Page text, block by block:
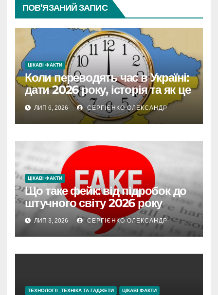
ПОВ’ЯЗАНИЙ ЗАПИС
ЦІКАВІ ФАКТИ
Коли переводять час в Україні:
дати 2026 року, історія та як це
впливає на життя
ЛИП 6, 2026 СЕРГІЄНКО ОЛЕКСАНДР
ЦІКАВІ ФАКТИ
Що таке фейк: від підробок до
штучного світу 2026 року
ЛИП 3, 2026 СЕРГІЄНКО ОЛЕКСАНДР
ТЕХНОЛОГІЇ ,ТЕХНІКА ТА ГАДЖЕТИ ЦІКАВІ ФАКТИ